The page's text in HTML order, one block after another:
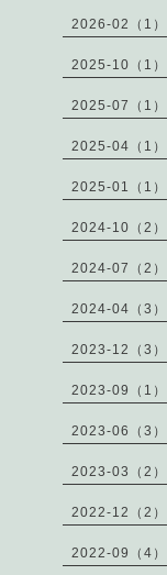
2026-02（1）
2025-10（1）
2025-07（1）
2025-04（1）
2025-01（1）
2024-10（2）
2024-07（2）
2024-04（3）
2023-12（3）
2023-09（1）
2023-06（3）
2023-03（2）
2022-12（2）
2022-09（4）